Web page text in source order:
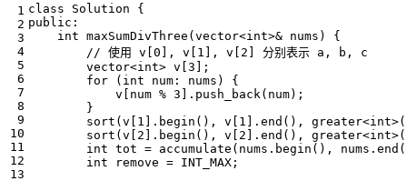
class Solution
{
public :
int maxSumDivThree (vector<int>& nums )
{
vector<int> v [3 ];
for
( int num : nums )
{
v [ num % 3 ]. push_back ( num);
}
sort (v [ 1 ]. begin (), v [ 1 ]. end (), greater<int>
sort (v [ 2 ]. begin (), v [ 2 ]. end (), greater<int>
int tot = accumulate ( nums . begin (), nums . end
int
remove = INT_MAX ;